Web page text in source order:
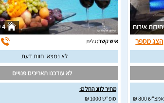
הצג מספר
אמצ"ש 800 ₪
4 יחידות אירוח
איש קשר:גלית
לא נמצאו חוות דעת
לא עודכנו תאריכים פנויים
מחיר לזוג החל מ:
סופ"ש 1000 ₪